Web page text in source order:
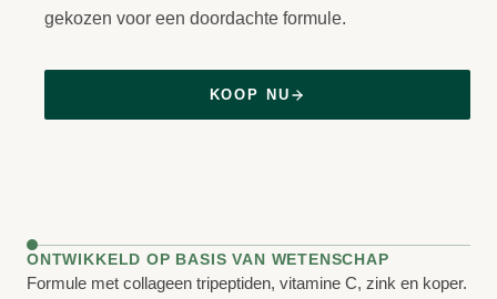
gekozen voor een doordachte formule.
KOOP NU
ONTWIKKELD OP BASIS VAN WETENSCHAP
Formule met collageen tripeptiden, vitamine C, zink en koper.